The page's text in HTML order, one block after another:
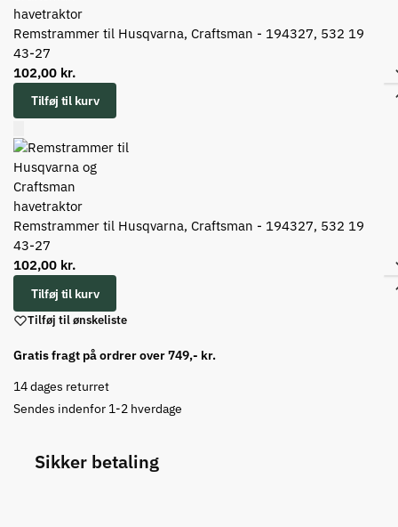
Remstrammer til Husqvarna, Craftsman - 194327, 532 19
43-27
102,00 kr.
Tilføj til kurv
Remstrammer til Husqvarna, Craftsman - 194327, 532 19
43-27
102,00 kr.
Tilføj til kurv
Tilføj til ønskeliste
Gratis fragt på ordrer over 749,- kr.
14 dages returret
Sendes indenfor 1-2 hverdage
Sikker betaling